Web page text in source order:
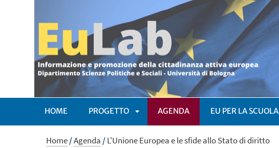
HOME PROGETTO
APRI
AGENDA EU PER LA SCUOLA
Home/Agenda /L'Unione Europea e le sfide allo Stato di diritto